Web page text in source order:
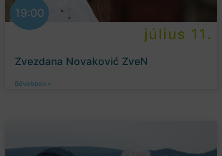
19:00
július 11.
Zvezdana Novaković ZveN
Bővebben »